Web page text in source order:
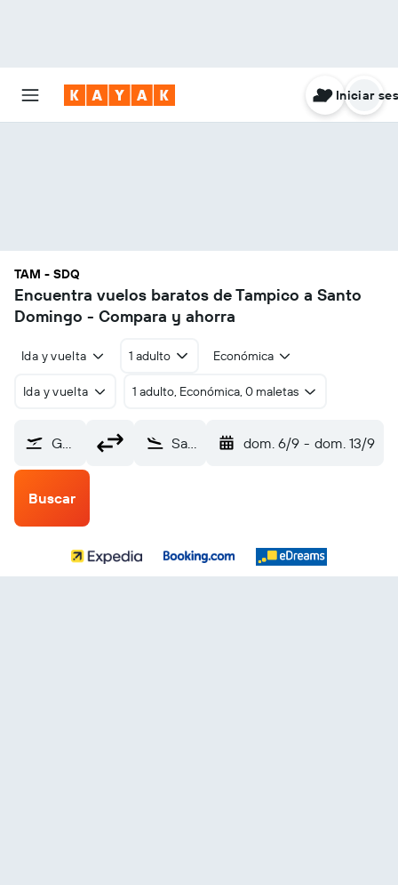
Iniciar
TAM - SDQ
Encuentra vuelos baratos de Tampico a Santo
Domingo - Compara y ahorra
Ida y vuelta 1 adulto Económica
Ida y vuelta 1 adulto, Económica, 0 maletas
Gen F Javier Mina (TAM) Santo Domingo Internacional Las Américas (SDQ) dom. 6/9 - dom. 13/9
Buscar